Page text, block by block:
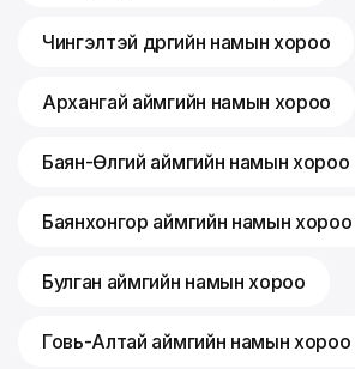
Чингэлтэй дүүргийн намын хороо
Архангай аймгийн намын хороо
Баян-Өлгий аймгийн намын хороо
Баянхонгор аймгийн намын хороо
Булган аймгийн намын хороо
Говь-Алтай аймгийн намын хороо